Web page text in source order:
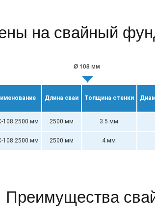
на свайный
Ø 108 мм
Длина сваи Толщина стенки
108 2500 мм 2500 мм 3.5 мм
108 2500 мм 2500 мм 4 мм
Преимущества